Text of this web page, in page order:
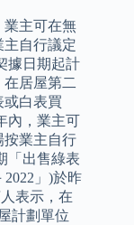
業主可在無
自行議定
據日期起計
居屋第二
或白表買
內，業主可
按業主自行
「出售綠表
」)於昨
表示，在
計劃單位